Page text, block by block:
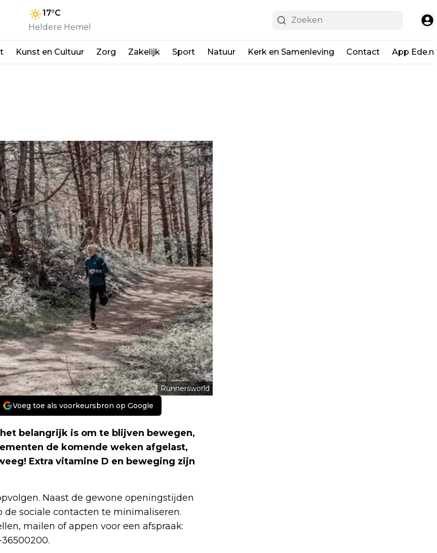
17°C
Heldere Hemel
Kunst en Cultuur Zorg Zakelijk Sport Natuur Kerk en Samenleving Contact App
Runnersworld
Voeg toe als voorkeursbron op Google
belangrijk is om te blijven bewegen,
de komende weken afgelast,
Extra vitamine D en beweging zijn
Naast de gewone openingstijden
de sociale contacten te minimaliseren.
mailen of appen voor een afspraak: